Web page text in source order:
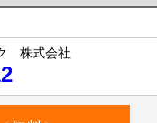
株式会社